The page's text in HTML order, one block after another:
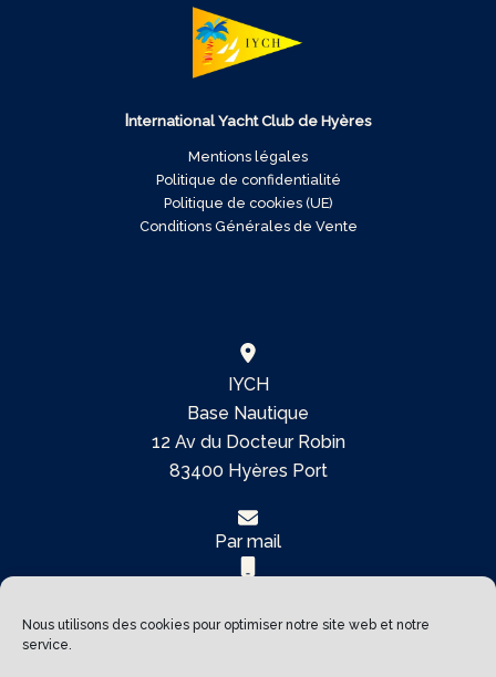
Nous utilisons des cookies pour optimiser notre site web et notre
service.
International Yacht Club de Hyères
Mentions légales
Politique de confidentialité
Politique de cookies (UE)
Conditions Générales de Vente
IYCH
Base Nautique
12 Av du Docteur Robin
83400 Hyères Port
Par mail
Copyright © 2026 International Yacht Club de Hyères |